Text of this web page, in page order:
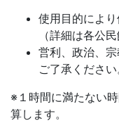
使用目的によ
（詳細は各公
営利、政治、
ご了承ください
※１時間に満たない
算します。